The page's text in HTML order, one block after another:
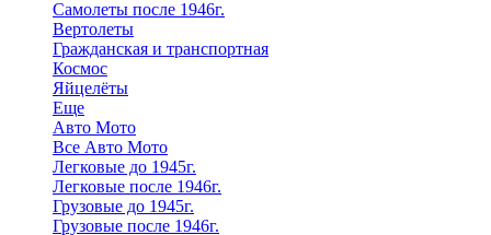
Самолеты после 1946г.
Вертолеты
Гражданская и транспортная
Космос
Яйцелёты
Еще
Авто Мото
Все Авто Мото
Легковые до 1945г.
Легковые после 1946г.
Грузовые до 1945г.
Грузовые после 1946г.